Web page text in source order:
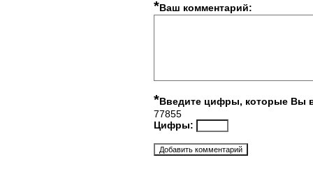
*Ваш комментарий:
*Введите цифры, которые Вы
77855
Цифры: